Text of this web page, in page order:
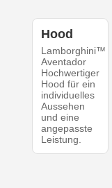
Hood
Lamborghini™
Aventador
Hochwertiger
Hood für ein
individuelles
Aussehen
und eine
angepasste
Leistung.